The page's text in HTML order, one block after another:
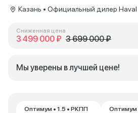
Оптимум • 1.5 • РКПП
Оптимум
Казань • Официальный дилер Haval
Сниженная цена
3 499 000 ₽ 3 699 000 ₽
Мы уверены в лучшей цене!